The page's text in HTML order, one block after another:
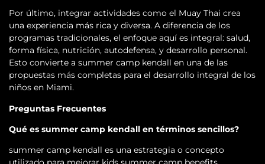
Por último, integrar actividades como el Muay Thai crea
una experiencia más rica y diversa. A diferencia de los
programas tradicionales, el enfoque aquí es integral: salud,
forma física, nutrición, autodefensa, y desarrollo personal.
Esto convierte a summer camp kendall en una de las
propuestas más completas para el desarrollo integral de los
niños en Miami.
Preguntas Frecuentes
Qué es summer camp kendall en términos sencillos?
summer camp kendall es una estrategia o concepto